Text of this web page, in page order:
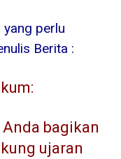
yang perlu
Berita :
bagikan
ujaran